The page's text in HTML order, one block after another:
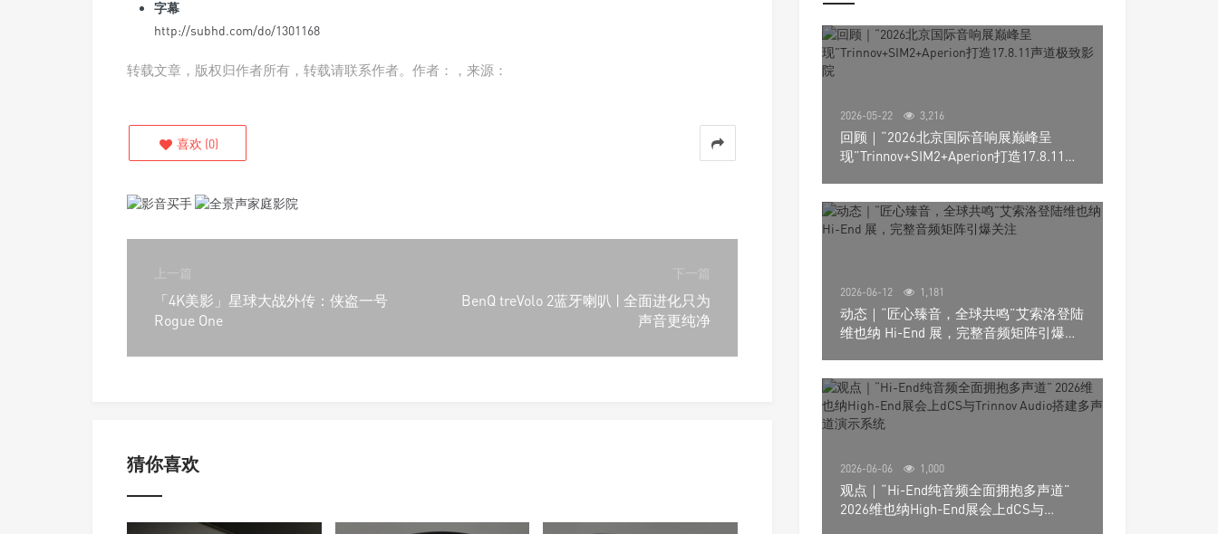
字幕
http://subhd.com/do/1301168
转载文章，版权归作者所有，转载请联系作者。作者：，来源：
喜欢 (0)
上一篇
「4K美影」星球大战外传：侠盗一号
Rogue One
下一篇
BenQ treVolo 2蓝牙喇叭 | 全面进化只为
声音更纯净
猜你喜欢
2026-05-22 3,216
回顾｜“2026北京国际音响展巅峰呈
现”Trinnov+SIM2+Aperion打造17.8.11声
2026-06-12 1,181
动态｜“匠心臻音，全球共鸣”艾索洛登陆
维也纳 Hi-End 展，完整音频矩阵引爆关
2026-06-06 1,000
观点｜“Hi-End纯音频全面拥抱多声道”
2026维也纳High-End展会上dCS与